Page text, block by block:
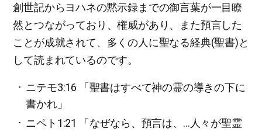
創世記からヨハネの黙示録までの御言葉が一目瞭
然とつながっており、権威があり、また預言した
ことが成就されて、多くの人に聖なる経典(聖書)と
して読まれているのです。
ニテモ3:16 「聖書はすべて神の霊の導きの下に
書かれ」
ニペト1:21 「なぜなら、預言は、…人々が聖霊